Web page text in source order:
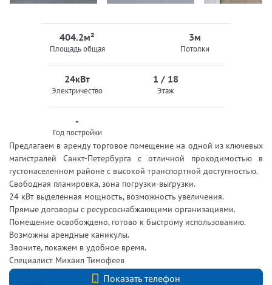
404.2м²
Площадь общая
3м
Потолки
24кВт
Электричество
1 / 18
Этаж
-
Год постройки
Предлагаем в аренду торговое помещение на одной из ключевых
магистралей Санкт-Петербурга с отличной проходимостью в
густонаселенном районе с высокой транспортной доступностью.
Свободная планировка, зона погрузки-выгрузки.
24 кВт выделенная мощность, возможность увеличения.
Прямые договоры с ресурсоснабжающими организациями.
Помещение освобождено, готово к быстрому использованию.
Возможны арендные каникулы.
Звоните, покажем в удобное время.
Специалист Михаил Тимофеев
Показать телефон
+7 (812) 740-70-40